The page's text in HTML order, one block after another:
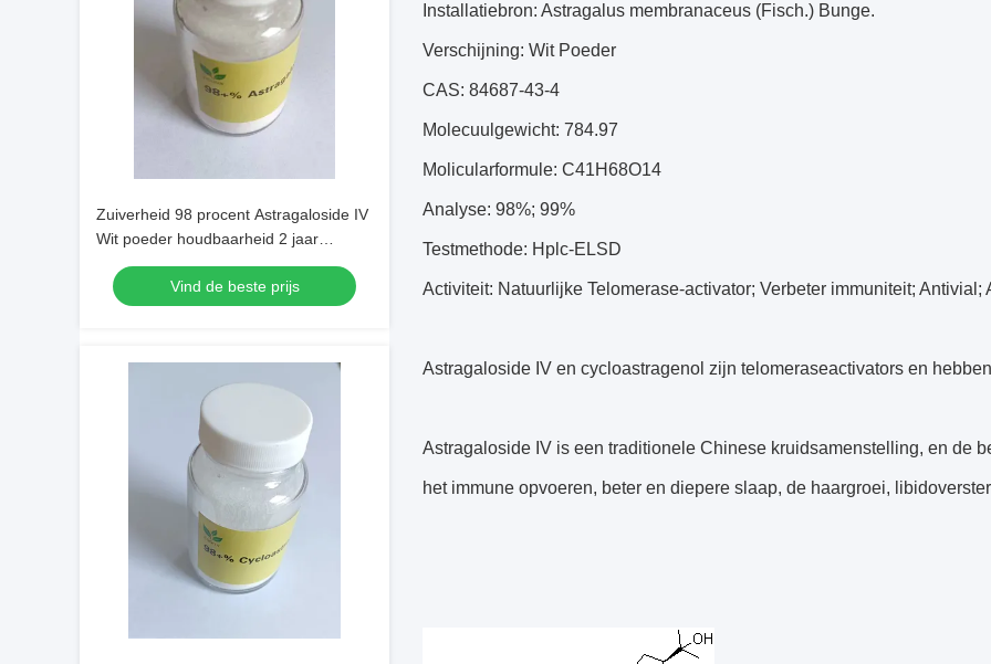
Zuiverheid 98 procent Astragaloside IV
Wit poeder houdbaarheid 2 jaar
Toegevoegd in botanische extracten en
wetenschappelijk onderzoek
Vind de beste prijs
Installatiebron: Astragalus membranaceus (Fisch.) Bunge.
Verschijning: Wit Poeder
CAS: 84687-43-4
Molecuulgewicht: 784.97
Molicularformule: C41H68O14
Analyse: 98%; 99%
Testmethode: Hplc-ELSD
Activiteit: Natuurlijke Telomerase-activator; Verbeter immuniteit;
Astragaloside IV en cycloastragenol zijn telomeraseactivators en
Astragaloside IV is een traditionele Chinese kruidsamenstelling, en de
het immune opvoeren, beter en diepere slaap, de haargroei,